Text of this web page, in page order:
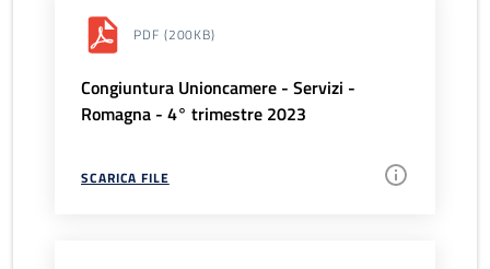
PDF (200KB)
Congiuntura Unioncamere - Servizi -
Romagna - 4° trimestre 2023
SCARICA FILE